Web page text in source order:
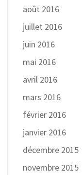
août 2016
juillet 2016
juin 2016
mai 2016
avril 2016
mars 2016
février 2016
janvier 2016
décembre 2015
novembre 2015